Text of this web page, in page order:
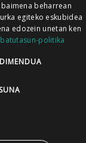
beharrean
egiteko eskubidea
edozein unetan ken
politika